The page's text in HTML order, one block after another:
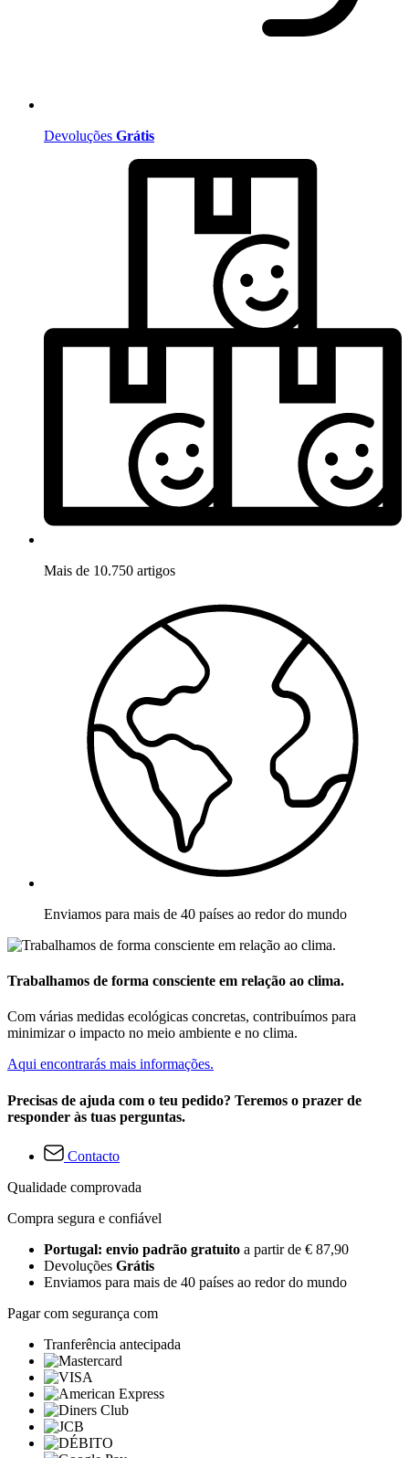
Devoluções Grátis
Mais de 10.750 artigos
Enviamos para mais de 40 países ao redor do mundo
Trabalhamos de forma consciente em relação ao clima.
Com várias medidas ecológicas concretas, contribuímos para
minimizar o impacto no meio ambiente e no clima.
Aqui encontrarás mais informações.
Precisas de ajuda com o teu pedido? Teremos o prazer de
responder às tuas perguntas.
Contacto
Qualidade comprovada
Compra segura e confiável
Portugal: envio padrão gratuito a partir de € 87,90
Devoluções Grátis
Enviamos para mais de 40 países ao redor do mundo
Pagar com segurança com
Tranferência antecipada